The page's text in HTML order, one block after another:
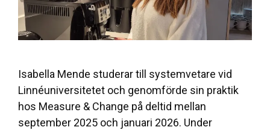
Isabella Mende studerar till systemvetare vid
Linnéuniversitetet och genomförde sin praktik
hos Measure & Change på deltid mellan
september 2025 och januari 2026. Under